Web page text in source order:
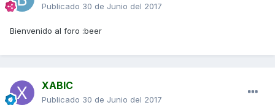
Publicado 30 de Junio del 2017
Bienvenido al foro :beer
XABIC
Publicado 30 de Junio del 2017